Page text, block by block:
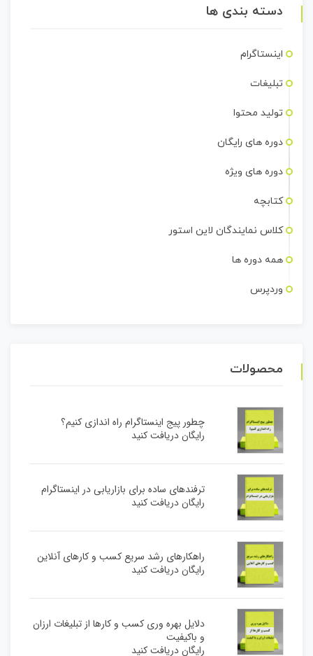
دسته بندی ها
اینستاگرام
تبلیغات
تولید محتوا
دوره های رایگان
دوره های ویژه
کتابچه
کلاس نمایندگان لاین استور
همه دوره ها
وردپرس
محصولات
چطور پیج اینستاگرام راه اندازی کنیم؟
رایگان دریافت کنید
ترفندهای ساده برای بازاریابی در اینستاگرام
رایگان دریافت کنید
راهکارهای رشد سریع کسب و کارهای آنلاین
رایگان دریافت کنید
دلایل بهره وری کسب و کارها از تبلیغات ارزان
و باکیفیت
رایگان دریافت کنید